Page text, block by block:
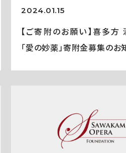
2024.01.15
【ご寄附のお願い】喜多方
「愛の妙薬」寄附金募集のお